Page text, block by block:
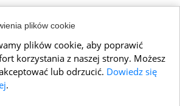
plików cookie
plików cookie, aby poprawić
korzystania z naszej strony. Możesz
lub odrzucić. Dowiedz się
.